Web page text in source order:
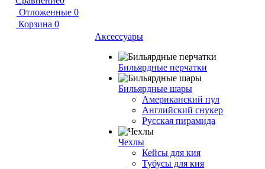
Отложенные 0
Корзина 0
Аксессуары
Бильярдные перчатки
Бильярдные шары
Американский пул
Английский снукер
Русская пирамида
Чехлы
Кейсы для кия
Тубусы для кия